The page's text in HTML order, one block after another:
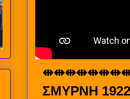
ΣΜΥΡΝΗ